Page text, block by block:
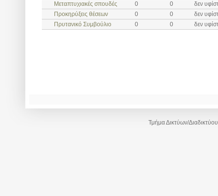
Μεταπτυχιακές σπουδές
0 0
δεν
Προκηρύξεις θέσεων
0 0
δεν
Πρυτανικό Συμβούλιο
0 0 δεν
Τμήμα Δικτύων/